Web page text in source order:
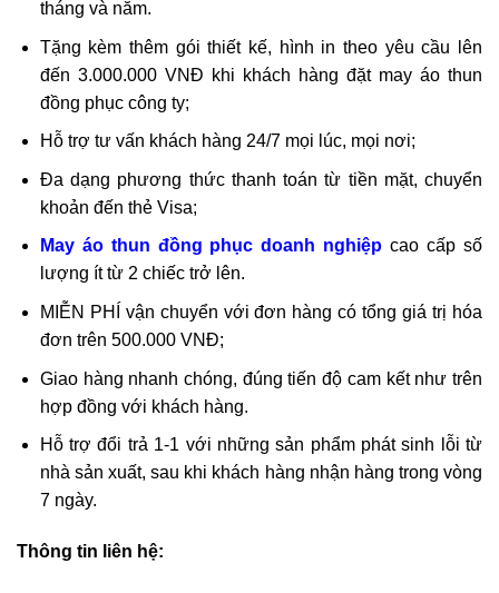
tháng và năm.
Tặng kèm thêm gói thiết kế, hình in theo yêu cầu lên
đến 3.000.000 VNĐ khi khách hàng đặt may áo thun
đồng phục công ty;
Hỗ trợ tư vấn khách hàng 24/7 mọi lúc, mọi nơi;
Đa dạng phương thức thanh toán từ tiền mặt, chuyển
khoản đến thẻ Visa;
May áo thun đồng phục doanh nghiệp cao cấp số
lượng ít từ 2 chiếc trở lên.
MIỄN PHÍ vận chuyển với đơn hàng có tổng giá trị hóa
đơn trên 500.000 VNĐ;
Giao hàng nhanh chóng, đúng tiến độ cam kết như trên
hợp đồng với khách hàng.
Hỗ trợ đổi trả 1-1 với những sản phẩm phát sinh lỗi từ
nhà sản xuất, sau khi khách hàng nhận hàng trong vòng
7 ngày.
Thông tin liên hệ: